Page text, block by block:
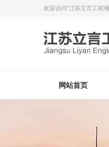
欢迎访问“江苏立言工程
网站首页